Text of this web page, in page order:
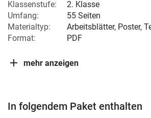
Klassenstufe:
2. Klasse
Umfang:
55 Seiten
Materialtyp:
Arbeitsblätter, Poster,
Format:
PDF
mehr anzeigen
In folgendem Paket enthalten